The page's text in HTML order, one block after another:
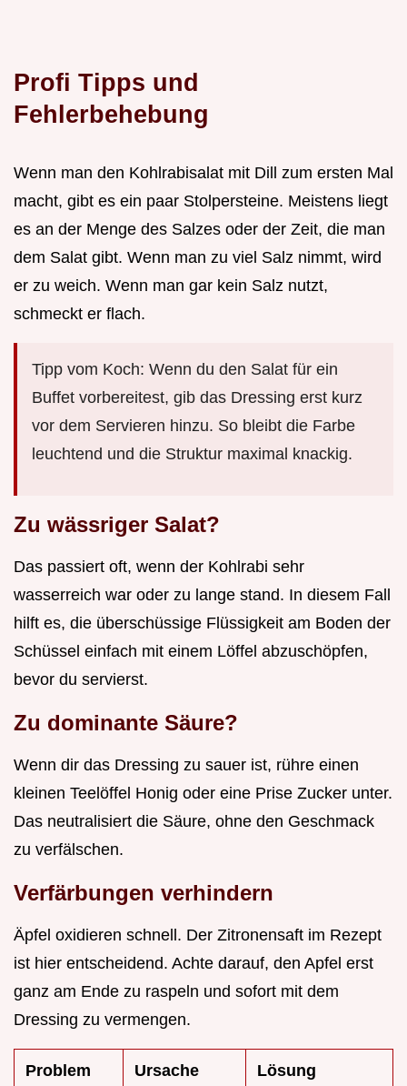
Profi Tipps und
Fehlerbehebung
Wenn man den Kohlrabisalat mit Dill zum ersten Mal
macht, gibt es ein paar Stolpersteine. Meistens liegt
es an der Menge des Salzes oder der Zeit, die man
dem Salat gibt. Wenn man zu viel Salz nimmt, wird
er zu weich. Wenn man gar kein Salz nutzt,
schmeckt er flach.
Tipp vom Koch: Wenn du den Salat für ein
Buffet vorbereitest, gib das Dressing erst kurz
vor dem Servieren hinzu. So bleibt die Farbe
leuchtend und die Struktur maximal knackig.
Zu wässriger Salat?
Das passiert oft, wenn der Kohlrabi sehr
wasserreich war oder zu lange stand. In diesem Fall
hilft es, die überschüssige Flüssigkeit am Boden der
Schüssel einfach mit einem Löffel abzuschöpfen,
bevor du servierst.
Zu dominante Säure?
Wenn dir das Dressing zu sauer ist, rühre einen
kleinen Teelöffel Honig oder eine Prise Zucker unter.
Das neutralisiert die Säure, ohne den Geschmack
zu verfälschen.
Verfärbungen verhindern
Äpfel oxidieren schnell. Der Zitronensaft im Rezept
ist hier entscheidend. Achte darauf, den Apfel erst
ganz am Ende zu raspeln und sofort mit dem
Dressing zu vermengen.
Problem Ursache Lösung